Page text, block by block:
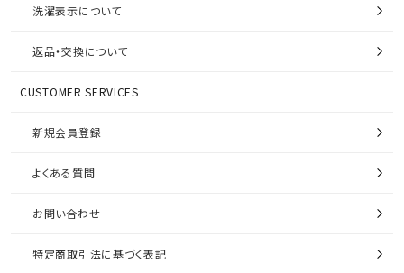
洗濯表示について
返品・交換について
CUSTOMER SERVICES
新規会員登録
よくある質問
お問い合わせ
特定商取引法に基づく表記